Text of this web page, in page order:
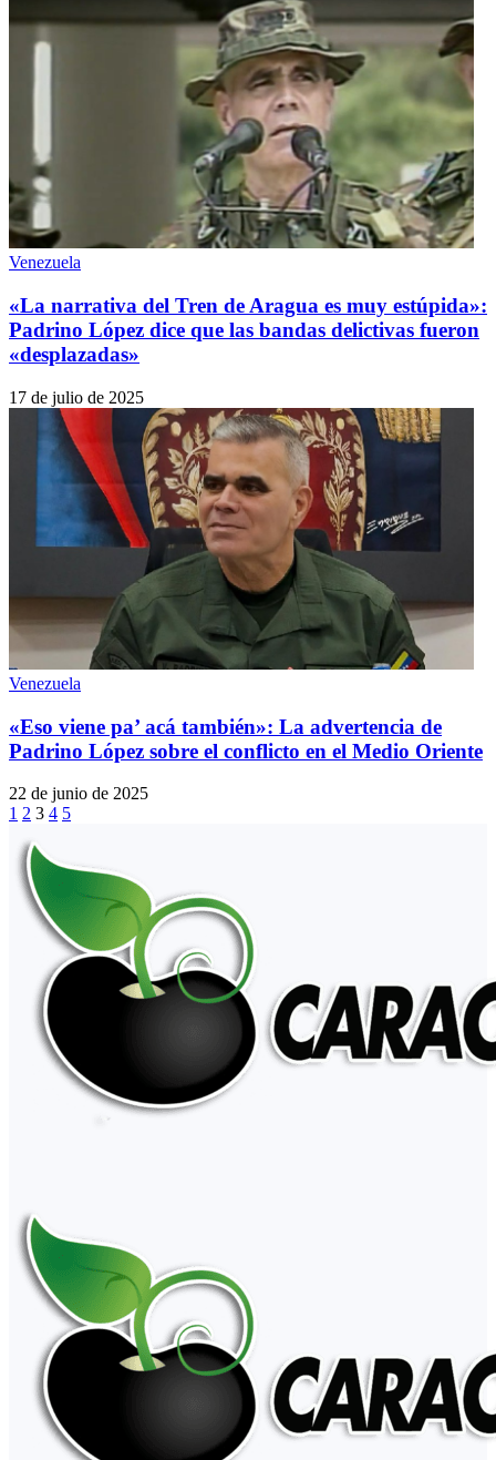
Venezuela
«La narrativa del Tren de Aragua es muy estúpida»:
Padrino López dice que las bandas delictivas fueron
«desplazadas»
17 de julio de 2025
Venezuela
«Eso viene pa’ acá también»: La advertencia de
Padrino López sobre el conflicto en el Medio Oriente
22 de junio de 2025
1 2 3 4 5